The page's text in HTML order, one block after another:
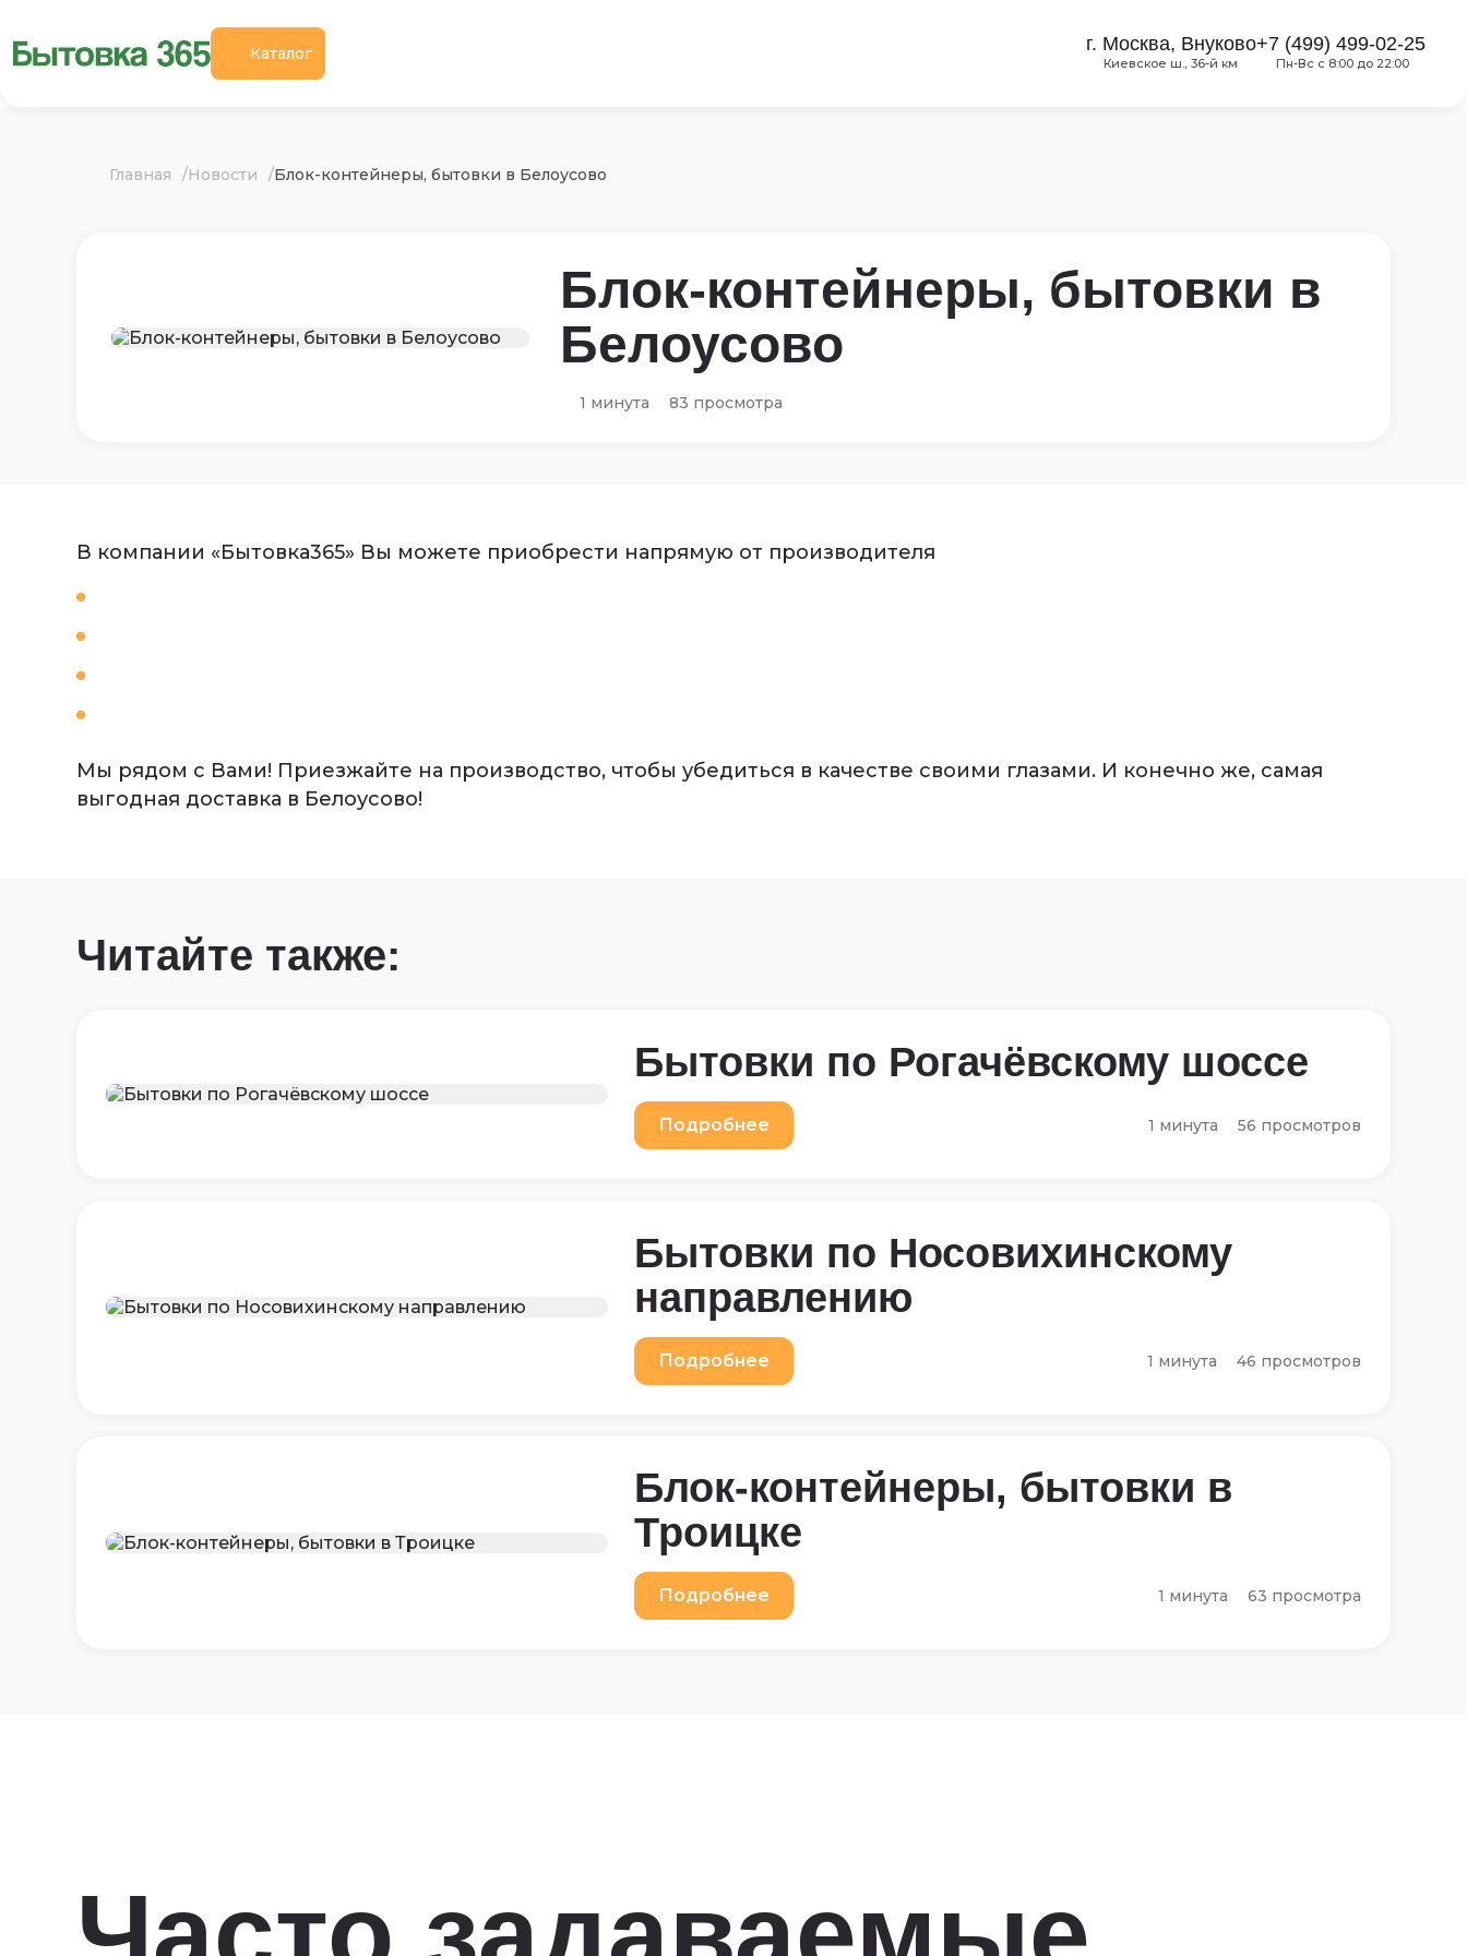
Каталог г. Москва, Внуково
Киевское ш., 36-й км
+7 (499) 499-02-25
Пн-Вс с 8:00 до 22:00
Главная Новости Блок-контейнеры, бытовки в Белоусово
Блок-контейнеры, бытовки в
Белоусово
1 минута 83 просмотра
В компании «Бытовка365» Вы можете приобрести напрямую от производителя
Мы рядом с Вами! Приезжайте на производство, чтобы убедиться в качестве своими глазами. И конечно же, самая
выгодная доставка в Белоусово!
Читайте также:
Бытовки по Рогачёвскому шоссе
Подробнее 1 минута 56 просмотров
Бытовки по Носовихинскому
направлению
Подробнее 1 минута 46 просмотров
Блок-контейнеры, бытовки в
Троицке
Подробнее 1 минута 63 просмотра